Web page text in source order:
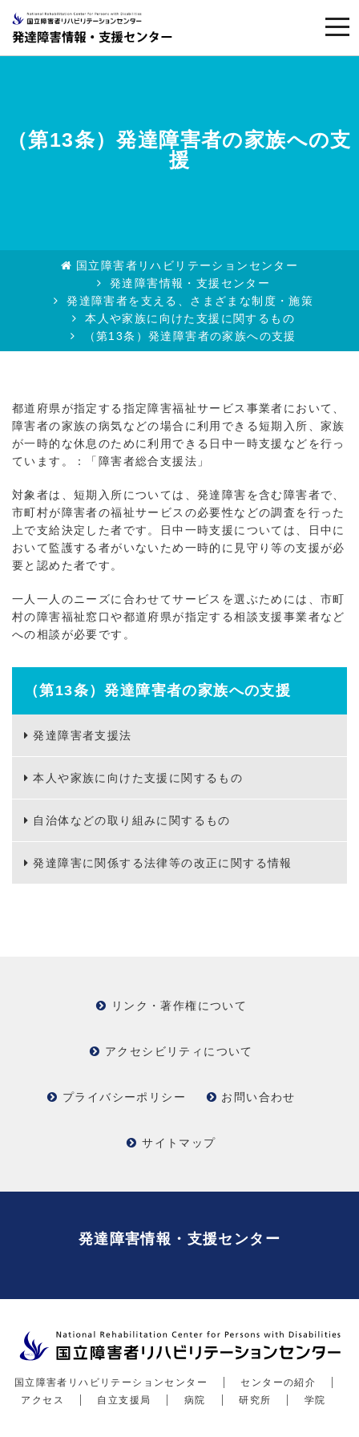
（第13条）発達障害者の家族への支
援
国立障害者リハビリテーションセンター
発達障害情報・支援センター
発達障害者を支える、さまざまな制度・施策
本人や家族に向けた支援に関するもの
（第13条）発達障害者の家族への支援
都道府県が指定する指定障害福祉サービス事業者において、
障害者の家族の病気などの場合に利用できる短期入所、家族
が一時的な休息のために利用できる日中一時支援などを行っ
ています。：「障害者総合支援法」
対象者は、短期入所については、発達障害を含む障害者で、
市町村が障害者の福祉サービスの必要性などの調査を行った
上で支給決定した者です。日中一時支援については、日中に
おいて監護する者がいないため一時的に見守り等の支援が必
要と認めた者です。
一人一人のニーズに合わせてサービスを選ぶためには、市町
村の障害福祉窓口や都道府県が指定する相談支援事業者など
への相談が必要です。
（第13条）発達障害者の家族への支援
発達障害者支援法
本人や家族に向けた支援に関するもの
自治体などの取り組みに関するもの
発達障害に関係する法律等の改正に関する情報
リンク・著作権について
アクセシビリティについて
プライバシーポリシー お問い合わせ
サイトマップ
発達障害情報・支援センター
国立障害者リハビリテーションセンター
センターの紹介
アクセス
自立支援局 病院 研究所 学院